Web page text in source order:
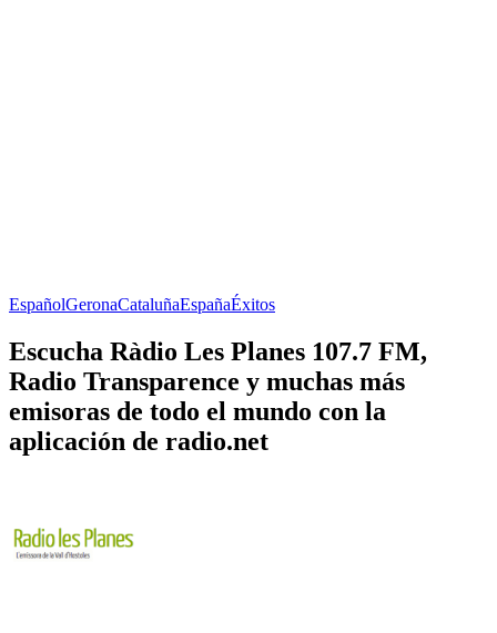
EspañolGeronaCataluñaEspañaÉxitos
Escucha Ràdio Les Planes 107.7 FM,
Radio Transparence y muchas más
emisoras de todo el mundo con la
aplicación de radio.net